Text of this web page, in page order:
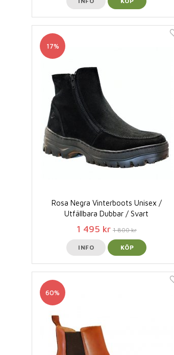
17%
Rosa Negra Vinterboots Unisex /
Utfällbara Dubbar / Svart
1 495 kr 1 800 kr
INFO KÖP
60%